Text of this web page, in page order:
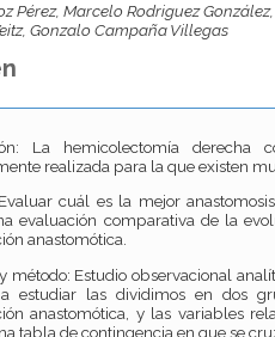
Pérez, Marcelo Rodriguez
Gonzalo Campaña Villegas
La hemicolectomía derecha
realizada para la que existen
cuál es la mejor
evaluación comparativa de la
anastomótica.
método: Estudio observacional
estudiar las dividimos en dos
anastomótica, y las variables
tabla de contingencia en que se